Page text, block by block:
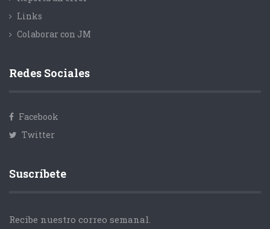
Links
Colaborar con JM
Redes Sociales
Facebook
Twitter
Suscríbete
Recibe nuestro correo semanal.